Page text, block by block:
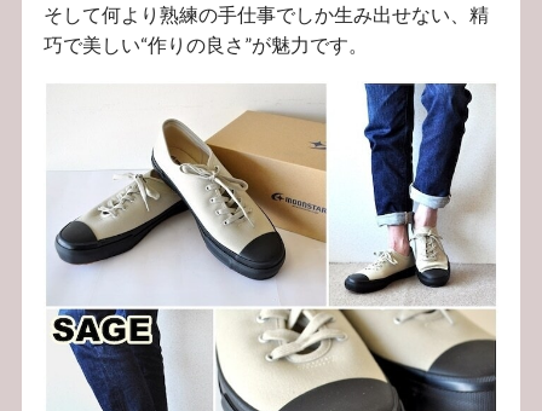
そして何より熟練の手仕事でしか生み出せない、精
巧で美しい“作りの良さ”が魅力です。